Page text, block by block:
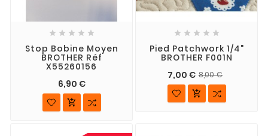
    
Stop Bobine Moyen
BROTHER Réf
X55260156
6,90 €

    
Pied Patchwork 1/4"
BROTHER F001N
7,00 € 8,00 €
